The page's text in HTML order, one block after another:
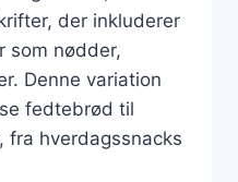
der inkluderer
som nødder,
Denne variation
fedtebrød til
fra hverdagssnacks